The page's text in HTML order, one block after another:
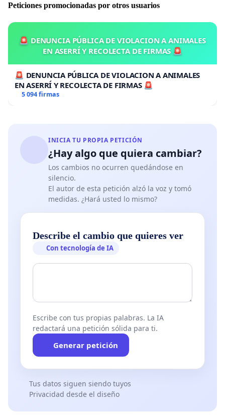
Peticiones promocionadas por otros usuarios
🚨 DENUNCIA PÚBLICA DE VIOLACION A ANIMALES
EN ASERRÍ Y RECOLECTA DE FIRMAS 🚨
🚨 DENUNCIA PÚBLICA DE VIOLACION A ANIMALES
EN ASERRÍ Y RECOLECTA DE FIRMAS 🚨
5 094 firmas
INICIA TU PROPIA PETICIÓN
¿Hay algo que quiera cambiar?
Los cambios no ocurren quedándose en
silencio.
El autor de esta petición alzó la voz y tomó
medidas. ¿Hará usted lo mismo?
Describe el cambio que quieres ver
Con tecnología de IA
Escribe con tus propias palabras. La IA
redactará una petición sólida para ti.
Generar petición
Tus datos siguen siendo tuyos
Privacidad desde el diseño